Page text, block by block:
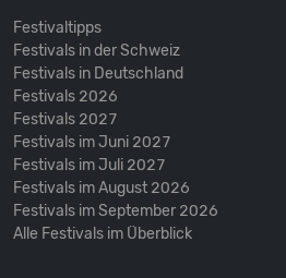
Festivaltipps
Festivals in der Schweiz
Festivals in Deutschland
Festivals 2026
Festivals 2027
Festivals im Juni 2027
Festivals im Juli 2027
Festivals im August 2026
Festivals im September 2026
Alle Festivals im Überblick